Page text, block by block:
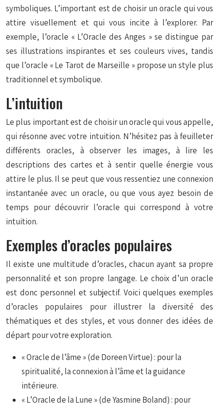
symboliques. L’important est de choisir un oracle qui vous
attire visuellement et qui vous incite à l’explorer. Par
exemple, l’oracle « L’Oracle des Anges » se distingue par
ses illustrations inspirantes et ses couleurs vives, tandis
que l’oracle « Le Tarot de Marseille » propose un style plus
traditionnel et symbolique.
L’intuition
Le plus important est de choisir un oracle qui vous appelle,
qui résonne avec votre intuition. N’hésitez pas à feuilleter
différents oracles, à observer les images, à lire les
descriptions des cartes et à sentir quelle énergie vous
attire le plus. Il se peut que vous ressentiez une connexion
instantanée avec un oracle, ou que vous ayez besoin de
temps pour découvrir l’oracle qui correspond à votre
intuition.
Exemples d’oracles populaires
Il existe une multitude d’oracles, chacun ayant sa propre
personnalité et son propre langage. Le choix d’un oracle
est donc personnel et subjectif. Voici quelques exemples
d’oracles populaires pour illustrer la diversité des
thématiques et des styles, et vous donner des idées de
départ pour votre exploration.
« Oracle de l’âme » (de Doreen Virtue) : pour la
spiritualité, la connexion à l’âme et la guidance
intérieure.
« L’Oracle de la Lune » (de Yasmine Boland) : pour